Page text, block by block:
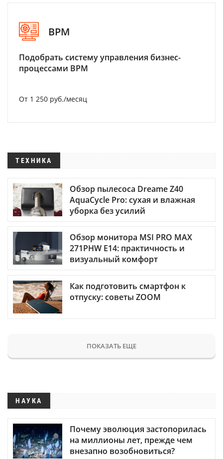
BPM
Подобрать систему управления бизнес-
процессами BPM
От 1 250 руб./месяц
ТЕХНИКА
Обзор пылесоса Dreame Z40
AquaCycle Pro: сухая и влажная
уборка без усилий
Обзор монитора MSI PRO MAX
271PHW E14: практичность и
визуальный комфорт
Как подготовить смартфон к
отпуску: советы ZOOM
ПОКАЗАТЬ ЕЩЕ
НАУКА
Почему эволюция застопорилась
на миллионы лет, прежде чем
внезапно возобновиться?